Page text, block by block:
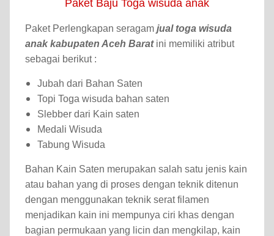
Paket Baju Toga wisuda anak
Paket Perlengkapan seragam jual toga wisuda
anak kabupaten Aceh Baratini memiliki atribut
sebagai berikut :
Jubah dari Bahan Saten
Topi Toga wisuda bahan saten
Slebber dari Kain saten
Medali Wisuda
Tabung Wisuda
Bahan Kain Saten merupakan salah satu jenis kain
atau bahan yang di proses dengan teknik ditenun
dengan menggunakan teknik serat filamen
menjadikan kain ini mempunya ciri khas dengan
bagian permukaan yang licin dan mengkilap, kain